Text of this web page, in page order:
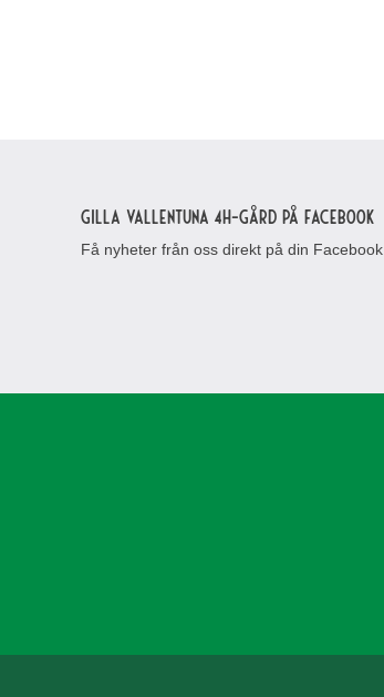
Gilla Vallentuna 4H-gård på Facebook
Få nyheter från oss direkt på din Facebook.